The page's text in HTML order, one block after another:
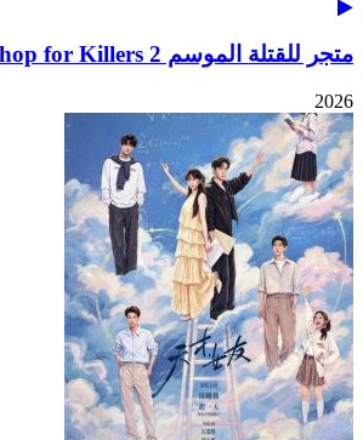
متجر للقتلة الموسم 2 A Shop for Killers
2026